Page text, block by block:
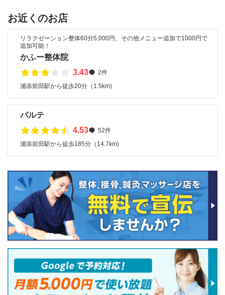
お近くのお店
リラクゼーション整体60分5,000円、その他メニュー追加で1000円で
追加可能！
かふー整体院
3.43
2件
浦添前田駅から徒歩20分（1.5km)
パルテ
4.53
52件
浦添前田駅から徒歩185分（14.7km)